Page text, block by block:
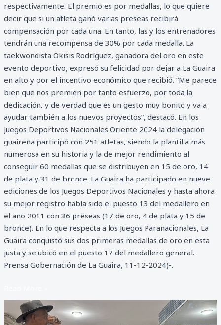
respectivamente. El premio es por medallas, lo que quiere
decir que si un atleta ganó varias preseas recibirá
compensación por cada una. En tanto, las y los entrenadores
tendrán una recompensa de 30% por cada medalla. La
taekwondista Okisis Rodríguez, ganadora del oro en este
evento deportivo, expresó su felicidad por dejar a La Guaira
en alto y por el incentivo económico que recibió. “Me parece
bien que nos premien por tanto esfuerzo, por toda la
dedicación, y de verdad que es un gesto muy bonito y va a
ayudar también a los nuevos proyectos”, destacó. En los
Juegos Deportivos Nacionales Oriente 2024 la delegación
guaireña participó con 251 atletas, siendo la plantilla más
numerosa en su historia y la de mejor rendimiento al
conseguir 60 medallas que se distribuyen en 15 de oro, 14
de plata y 31 de bronce. La Guaira ha participado en nueve
ediciones de los Juegos Deportivos Nacionales y hasta ahora
su mejor registro había sido el puesto 13 del medallero en
el año 2011 con 36 preseas (17 de oro, 4 de plata y 15 de
bronce). En lo que respecta a los Juegos Paranacionales, La
Guaira conquistó sus dos primeras medallas de oro en esta
justa y se ubicó en el puesto 17 del medallero general.
Prensa Gobernación de La Guaira, 11-12-2024)-.
Entregan
tres